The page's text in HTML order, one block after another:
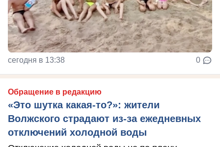
сегодня в 13:38 0
Обращение в редакцию
«Это шутка какая-то?»: жители
Волжского страдают из‑за ежедневных
отключений холодной воды